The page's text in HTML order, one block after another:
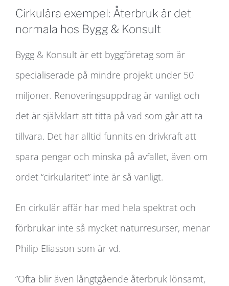
Cirkulära exempel: Återbruk är det
normala hos Bygg & Konsult
Bygg & Konsult är ett byggföretag som är
specialiserade på mindre projekt under 50
miljoner. Renoveringsuppdrag är vanligt och
det är självklart att titta på vad som går att ta
tillvara. Det har alltid funnits en drivkraft att
spara pengar och minska på avfallet, även om
ordet “cirkularitet” inte är så vanligt.
En cirkulär affär har med hela spektrat och
förbrukar inte så mycket naturresurser, menar
Philip Eliasson som är vd.
”Ofta blir även långtgående återbruk lönsamt,